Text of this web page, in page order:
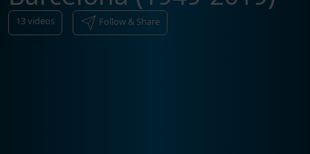
13videos Follow & Share